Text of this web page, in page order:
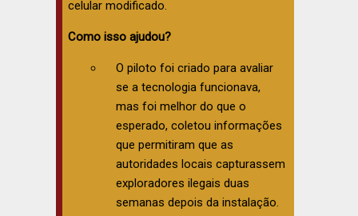
celular modificado.
Como isso ajudou?
O piloto foi criado para avaliar
se a tecnologia funcionava,
mas foi melhor do que o
esperado, coletou informações
que permitiram que as
autoridades locais capturassem
exploradores ilegais duas
semanas depois da instalação.